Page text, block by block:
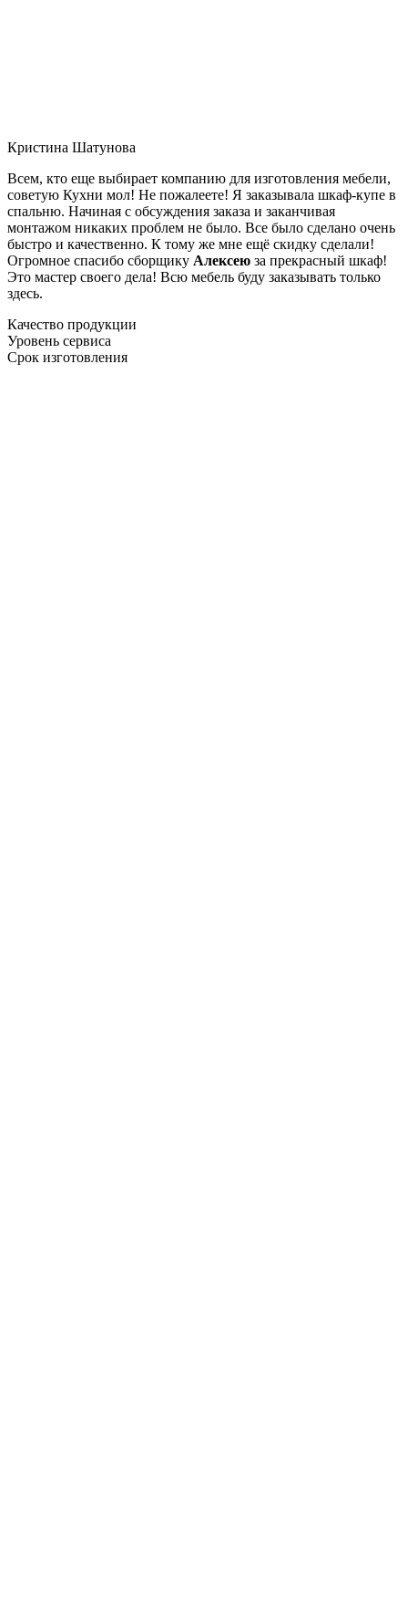
Кристина Шатунова
Всем, кто еще выбирает компанию для изготовления мебели,
советую Кухни мол! Не пожалеете! Я заказывала шкаф-купе в
спальню. Начиная с обсуждения заказа и заканчивая
монтажом никаких проблем не было. Все было сделано очень
быстро и качественно. К тому же мне ещё скидку сделали!
Огромное спасибо сборщику Алексею за прекрасный шкаф!
Это мастер своего дела! Всю мебель буду заказывать только
здесь.
Качество продукции
Уровень сервиса
Срок изготовления